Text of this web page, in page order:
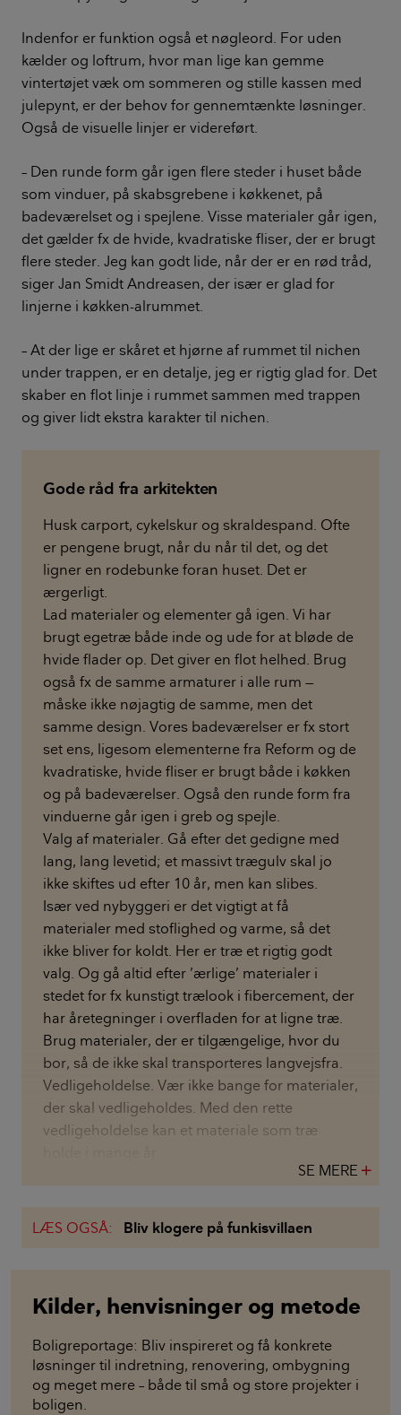
Indenfor er funktion også et nøgleord. For uden
kælder og loftrum, hvor man lige kan gemme
vintertøjet væk om sommeren og stille kassen med
julepynt, er der behov for gennemtænkte løsninger.
Også de visuelle linjer er videreført.
– Den runde form går igen flere steder i huset både
som vinduer, på skabsgrebene i køkkenet, på
badeværelset og i spejlene. Visse materialer går igen,
det gælder fx de hvide, kvadratiske fliser, der er brugt
flere steder. Jeg kan godt lide, når der er en rød tråd,
siger Jan Smidt Andreasen, der især er glad for
linjerne i køkken-alrummet.
– At der lige er skåret et hjørne af rummet til nichen
under trappen, er en detalje, jeg er rigtig glad for. Det
skaber en flot linje i rummet sammen med trappen
og giver lidt ekstra karakter til nichen.
Gode råd fra arkitekten
Husk carport, cykelskur og skraldespand. Ofte
er pengene brugt, når du når til det, og det
ligner en rodebunke foran huset. Det er
ærgerligt.
Lad materialer og elementer gå igen. Vi har
brugt egetræ både inde og ude for at bløde de
hvide flader op. Det giver en flot helhed. Brug
også fx de samme armaturer i alle rum —
måske ikke nøjagtig de samme, men det
samme design. Vores badeværelser er fx stort
set ens, ligesom elementerne fra Reform og de
kvadratiske, hvide fliser er brugt både i køkken
og på badeværelser. Også den runde form fra
vinduerne går igen i greb og spejle.
Valg af materialer. Gå efter det gedigne med
lang, lang levetid; et massivt trægulv skal jo
ikke skiftes ud efter 10 år, men kan slibes.
Især ved nybyggeri er det vigtigt at få
materialer med stoflighed og varme, så det
ikke bliver for koldt. Her er træ et rigtig godt
valg. Og gå altid efter ’ærlige’ materialer i
stedet for fx kunstigt træ­look i fibercement, der
har åretegninger i overfladen for at ligne træ.
Brug materialer, der er tilgængelige, hvor du
bor, så de ikke skal transporteres langvejsfra.
Vedligeholdelse. Vær ikke bange for materialer,
der skal vedligeholdes. Med den rette
vedligeholdelse kan et materiale som træ
SE MERE
LÆS OGSÅ: Bliv klogere på funkisvillaen
Kilder, henvisninger og metode
Boligreportage: Bliv inspireret og få konkrete
løsninger til indretning, renovering, ombygning
og meget mere – både til små og store projekter i
boligen.